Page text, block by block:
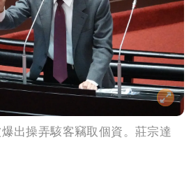
出操弄駭客竊取個資。莊宗達